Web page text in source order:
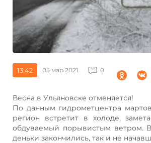
13:42 05 мар 2021 0
Весна в Ульяновске отменяется!
По данным гидрометцентра
регион встретит в холоде,
обдуваемый порывистым ветром.
деньки закончились, так и не